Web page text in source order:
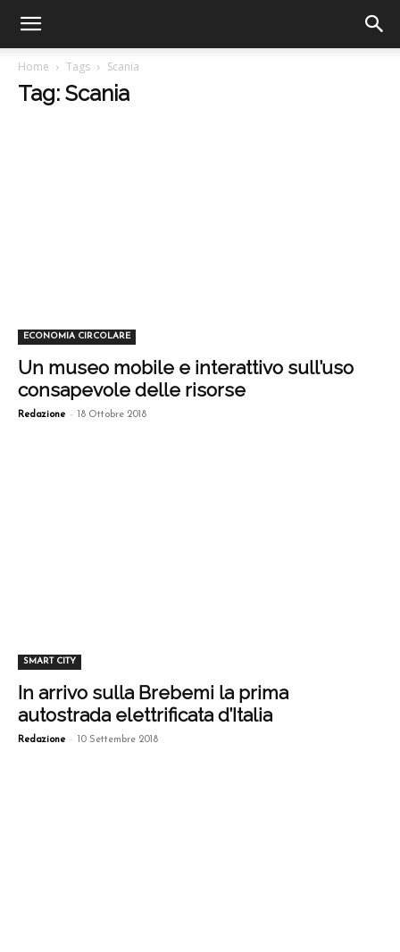
Home Tags Scania
Tag: Scania
ECONOMIA CIRCOLARE
Un museo mobile e interattivo sull’uso
consapevole delle risorse
Redazione - 18 Ottobre 2018
SMART CITY
In arrivo sulla Brebemi la prima
autostrada elettrificata d’Italia
Redazione - 10 Settembre 2018